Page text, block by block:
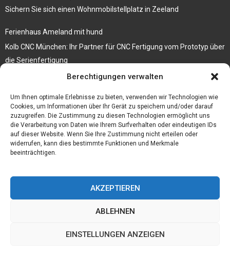
Berechtigungen verwalten
Um Ihnen optimale Erlebnisse zu bieten, verwenden wir Technologien wie
Cookies, um Informationen über Ihr Gerät zu speichern und/oder darauf
zuzugreifen. Die Zustimmung zu diesen Technologien ermöglicht uns
die Verarbeitung von Daten wie Ihrem Surfverhalten oder eindeutigen IDs
auf dieser Website. Wenn Sie Ihre Zustimmung nicht erteilen oder
widerrufen, kann dies bestimmte Funktionen und Merkmale
beeinträchtigen.
AKZEPTIEREN
ABLEHNEN
EINSTELLUNGEN ANZEIGEN
Sichern Sie sich einen Wohnmobilstellplatz in Zeeland
Ferienhaus Ameland mit hund
Kolb CNC München: Ihr Partner für CNC Fertigung vom Prototyp über
die Serienfertigung
Der beste höhenverstellbare Schreibtisch
Branchenbuch Krefeld